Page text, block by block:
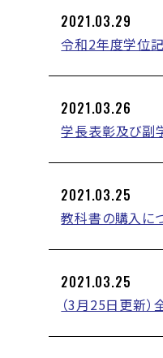
2021.03.29
令和2年度学位
2021.03.26
学長表彰及び副
2021.03.25
教科書の購入に
2021.03.25
（3月25日更新